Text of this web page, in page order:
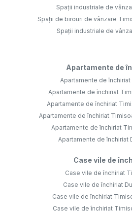
Spații industriale de
Spații de birouri de vânzare
Spații industriale de
Apartamente de
Apartamente de
Apartamente de închiriat
Apartamente de închiriat
Apartamente de închiriat
Apartamente de închiriat
Apartamente de închiriat
Case vile de
Case vile de închiriat
Case vile de închiriat
Case vile de închiriat
Case vile de închiriat